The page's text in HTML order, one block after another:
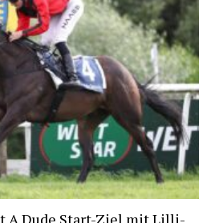
A Dude Start-Ziel mit Lilli-